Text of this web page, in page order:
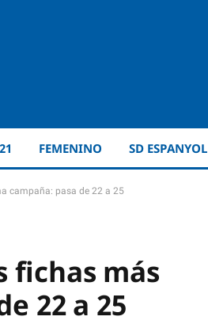
FEMENINO SD ESPANYOL
campaña: pasa de 22 a 25
fichas más
22 a 25